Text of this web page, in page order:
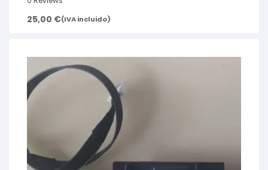
25,00 €(IVA incluido)